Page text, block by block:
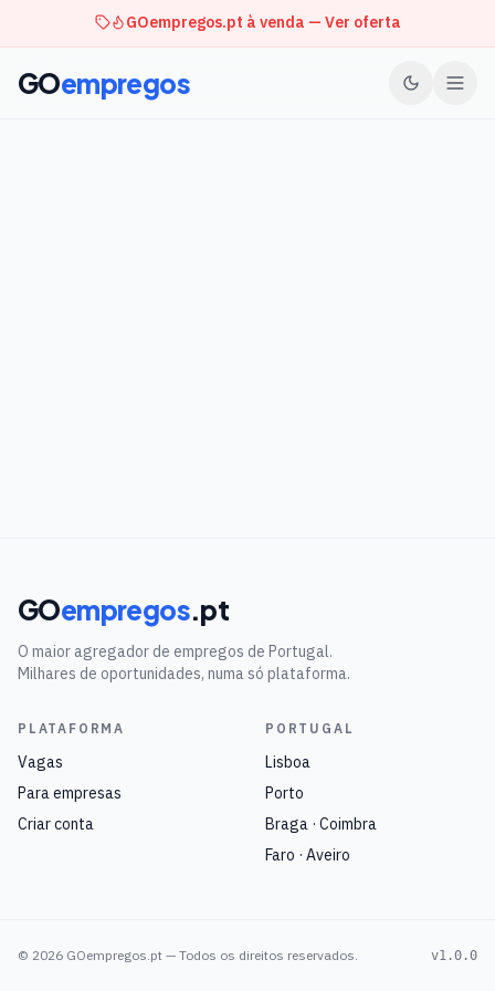
GOempregos.pt à venda — Ver oferta
GOempregos
GOempregos.pt
O maior agregador de empregos de Portugal.
Milhares de oportunidades, numa só plataforma.
PLATAFORMA
Vagas
Para empresas
Criar conta
PORTUGAL
Lisboa
Porto
Braga · Coimbra
Faro · Aveiro
© 2026 GOempregos.pt — Todos os direitos reservados. v1.0.0